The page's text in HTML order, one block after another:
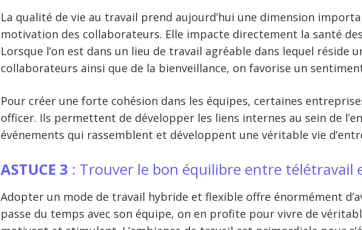
La qualité de vie au travail prend aujourd’hui une dimension
motivation des collaborateurs. Elle impacte directement la santé
Lorsque l’on est dans un lieu de travail agréable dans lequel réside
collaborateurs ainsi que de la bienveillance, on favorise un
Pour créer une forte cohésion dans les équipes, certaines
officer. Ils permettent de développer les liens internes au sein de
événements qui rassemblent et développent une véritable vie
ASTUCE 3 : Trouver le bon équilibre entre télétravail
Adopter un mode de travail hybride et flexible offre énormément
passe du temps avec son équipe, on en profite pour vivre de